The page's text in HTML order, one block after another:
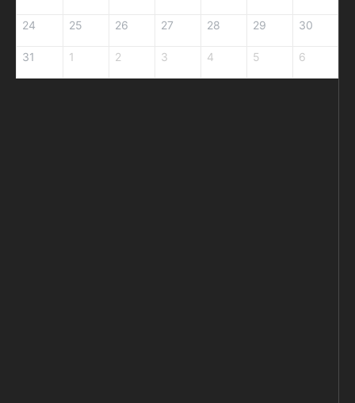
24 25 26 27 28 29 30
31 1 2 3 4 5 6